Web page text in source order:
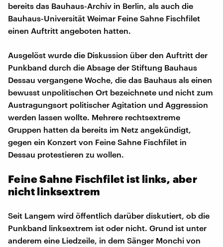
bereits das Bauhaus-Archiv in Berlin, als auch die
Bauhaus-Universität Weimar Feine Sahne Fischfilet
einen Auftritt angeboten hatten.
Ausgelöst wurde die Diskussion über den Auftritt der
Punkband durch die Absage der Stiftung Bauhaus
Dessau vergangene Woche, die das Bauhaus als einen
bewusst unpolitischen Ort bezeichnete und nicht zum
Austragungsort politischer Agitation und Aggression
werden lassen wollte. Mehrere rechtsextreme
Gruppen hatten da bereits im Netz angekündigt,
gegen ein Konzert von Feine Sahne Fischfilet in
Dessau protestieren zu wollen.
Feine Sahne Fischfilet ist links, aber
nicht linksextrem
Seit Langem wird öffentlich darüber diskutiert, ob die
Punkband linksextrem ist oder nicht. Grund ist unter
anderem eine Liedzeile, in dem Sänger Monchi von